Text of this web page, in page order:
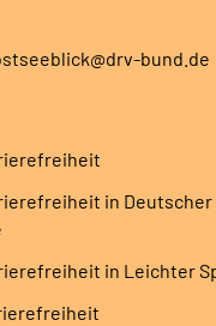
bund.de
in Deutscher
in Leichter